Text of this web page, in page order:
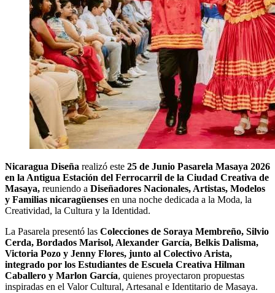
Nicaragua Diseña realizó este 25 de Junio Pasarela Masaya 2026
en la Antigua Estación del Ferrocarril de la Ciudad Creativa de
Masaya, reuniendo a Diseñadores Nacionales, Artistas, Modelos
y Familias nicaragüenses en una noche dedicada a la Moda, la
Creatividad, la Cultura y la Identidad.
La Pasarela presentó las Colecciones de Soraya Membreño, Silvio
Cerda, Bordados Marisol, Alexander García, Belkis Dalisma,
Victoria Pozo y Jenny Flores, junto al Colectivo Arista,
integrado por los Estudiantes de Escuela Creativa Hilman
Caballero y Marlon García, quienes proyectaron propuestas
inspiradas en el Valor Cultural, Artesanal e Identitario de Masaya.